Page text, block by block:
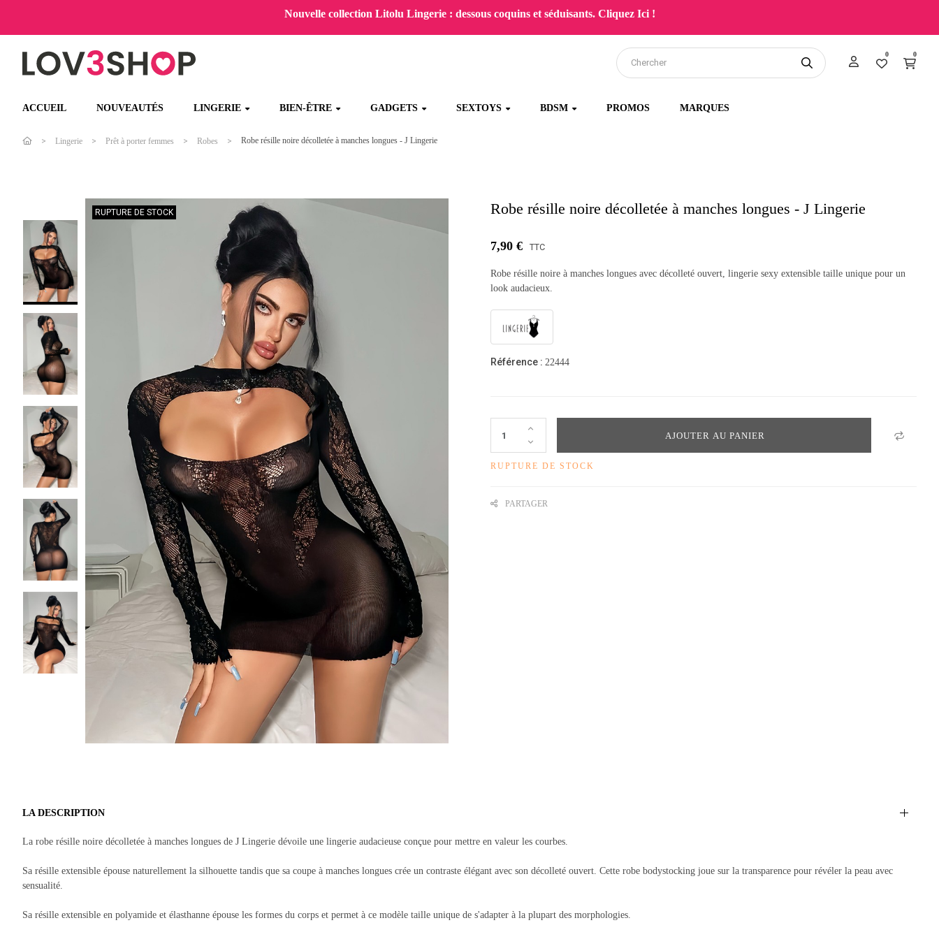
Nouvelle collection Litolu Lingerie : dessous coquins et séduisants. Cliquez Ici !
0 0
ACCUEIL NOUVEAUTÉS LINGERIE BIEN-ÊTRE GADGETS SEXTOYS BDSM PROMOS MARQUES
Lingerie Prêt à porter femmes Robes Robe résille noire décolletée à manches longues - J Lingerie
RUPTURE DE STOCK Robe résille noire décolletée à manches longues - J Lingerie
7,90 € TTC
Robe résille noire à manches longues avec décolleté ouvert, lingerie sexy extensible taille unique pour un
look audacieux.
Référence : 22444
AJOUTER AU PANIER
RUPTURE DE STOCK
PARTAGER
LA DESCRIPTION
La robe résille noire décolletée à manches longues de J Lingerie dévoile une lingerie audacieuse conçue pour mettre en valeur les courbes.
Sa résille extensible épouse naturellement la silhouette tandis que sa coupe à manches longues crée un contraste élégant avec son décolleté ouvert. Cette robe bodystocking joue sur la transparence pour révéler la peau avec
sensualité.
Sa résille extensible en polyamide et élasthanne épouse les formes du corps et permet à ce modèle taille unique de s'adapter à la plupart des morphologies.